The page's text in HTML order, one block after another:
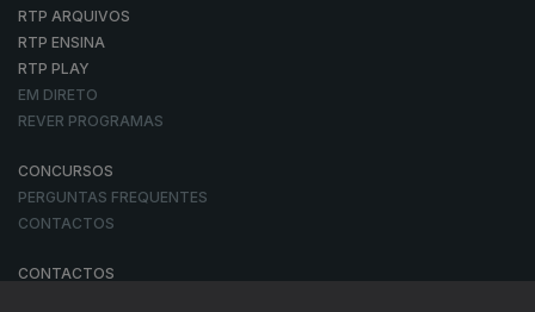
RTP ARQUIVOS
RTP ENSINA
RTP PLAY
EM DIRETO
REVER PROGRAMAS
CONCURSOS
PERGUNTAS FREQUENTES
CONTACTOS
CONTACTOS